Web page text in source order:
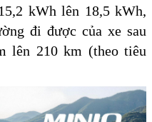
kWh lên 18,5 kWh,
đi được của xe sau
lên 210 km (theo tiêu